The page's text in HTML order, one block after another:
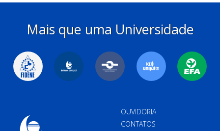
Mais que uma Universidade
OUVIDORIA
CONTATOS